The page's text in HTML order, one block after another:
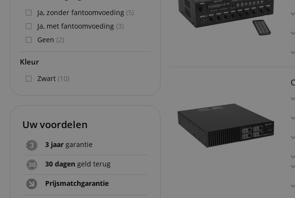
Ja, zonder fantoomvoeding (5)
Ja, met fantoomvoeding (3)
Geen (2)
Kleur
Zwart (10)
Uw voordelen
3 jaar garantie
30 dagen geld terug
Prijsmatchgarantie